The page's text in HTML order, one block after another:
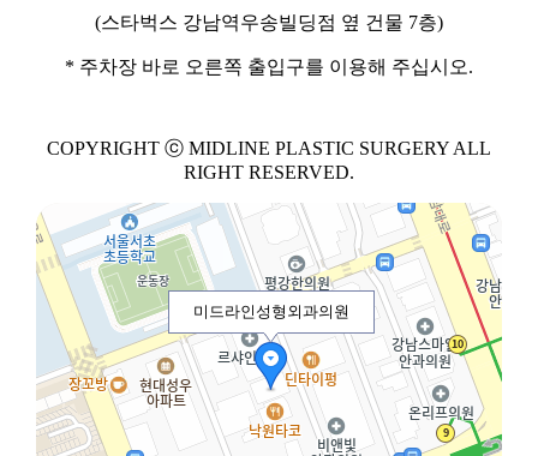
(스타벅스 강남역우송빌딩점 옆 건물 7층)
* 주차장 바로 오른쪽 출입구를 이용해 주십시오.
COPYRIGHT ⓒ MIDLINE PLASTIC SURGERY ALL
RIGHT RESERVED.
미드라인성형외과의원